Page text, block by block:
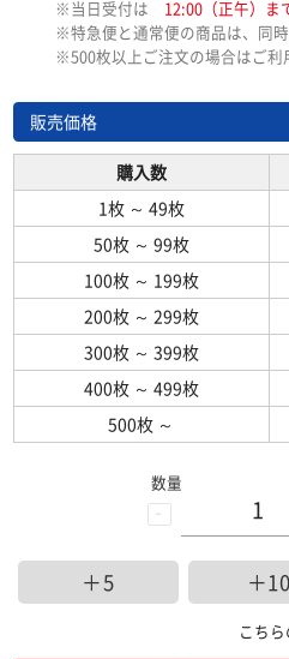
※当日受付は 12:00（正午）ま
※特急便と通常便の商品は、同時
※500枚以上ご注文の場合はご利
販売価格
購入数
1枚 ～ 49枚
50枚 ～ 99枚
100枚 ～ 199枚
200枚 ～ 299枚
300枚 ～ 399枚
400枚 ～ 499枚
500枚 ～
-
数量
＋5 ＋10
こち